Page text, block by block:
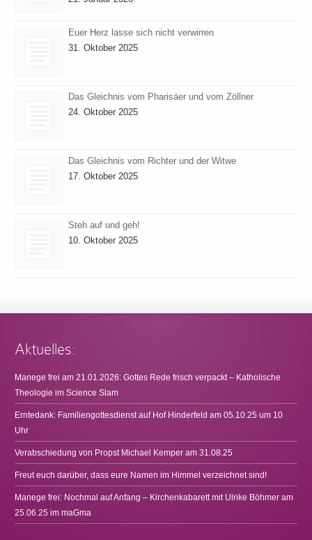
Euer Herz lasse sich nicht verwirren
31. Oktober 2025
Das Gleichnis vom Pharisäer und vom Zöllner
24. Oktober 2025
Das Gleichnis vom Richter und der Witwe
17. Oktober 2025
Steh auf und geh!
10. Oktober 2025
Aktuelles:
Manege frei am 21.01.2026: Gottes Rede frisch verpackt – Katholische
Theologie im Science Slam
Erntedank: Familiengottesdienst auf Hof Hinderfeld am 05.10.25 um 10
Uhr
Verabschiedung von Propst Michael Kemper am 31.08.25
Freut euch darüber, dass eure Namen im Himmel verzeichnet sind!
Manege frei: Nochmal auf Anfang – Kirchenkabarett mit Ulrike Böhmer am
25.06.25 im maGma